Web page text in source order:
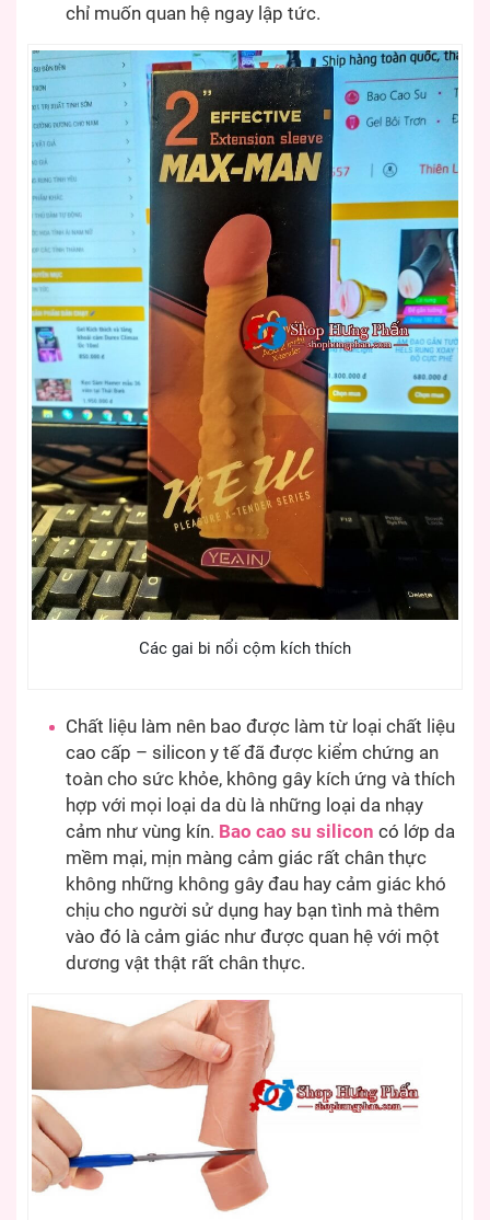
chỉ muốn quan hệ ngay lập tức.
Các gai bi nổi cộm kích thích
Chất liệu làm nên bao được làm từ loại chất liệu
cao cấp – silicon y tế đã được kiểm chứng an
toàn cho sức khỏe, không gây kích ứng và thích
hợp với mọi loại da dù là những loại da nhạy
cảm như vùng kín. Bao cao su silicon có lớp da
mềm mại, mịn màng cảm giác rất chân thực
không những không gây đau hay cảm giác khó
chịu cho người sử dụng hay bạn tình mà thêm
vào đó là cảm giác như được quan hệ với một
dương vật thật rất chân thực.